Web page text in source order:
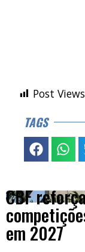
Post
TAGS
CBF
em 2027